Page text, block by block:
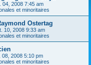
04, 2008 7:45 am
et minoritaires
Ostertag
10, 2008 9:33 am
et minoritaires
08, 2008 5:10 pm
et minoritaires